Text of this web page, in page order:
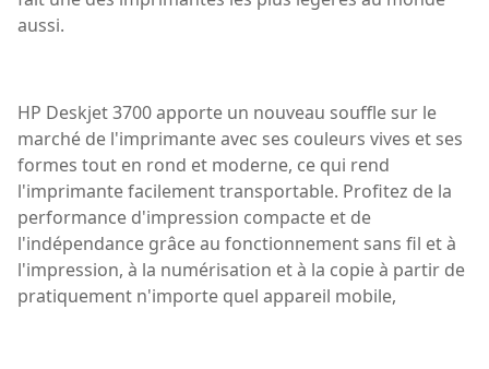
aussi.
HP Deskjet 3700 apporte un nouveau souffle sur le
marché de l'imprimante avec ses couleurs vives et ses
formes tout en rond et moderne, ce qui rend
l'imprimante facilement transportable. Profitez de la
performance d'impression compacte et de
l'indépendance grâce au fonctionnement sans fil et à
l'impression, à la numérisation et à la copie à partir de
pratiquement n'importe quel appareil mobile,